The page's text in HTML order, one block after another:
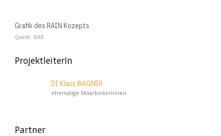
Grafik des RAIN Kozepts
Quelle: BAB
ProjektleiterIn
DI Klaus WAGNER
ehemalige MitarbeiterInnen
Partner